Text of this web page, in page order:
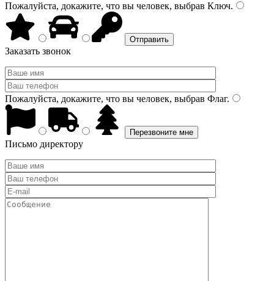
Пожалуйста, докажите, что вы человек, выбрав Ключ.
Заказать звонок
Пожалуйста, докажите, что вы человек, выбрав Флаг.
Письмо директору